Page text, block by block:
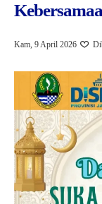
Kam, 9 April 2026